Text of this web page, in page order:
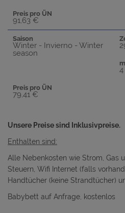
Preis pro ÜN
91,63 €
Saison
Winter - Invierno - Winter
season
4
Preis pro ÜN
79,41 €
Unsere Preise sind Inklusivpreise.
Enthalten sind:
Alle Nebenkosten wie Strom, Gas
Steuern, Wifi Internet (falls
Handtücher (keine Strandtücher)
Babybett auf Anfrage, kostenlos